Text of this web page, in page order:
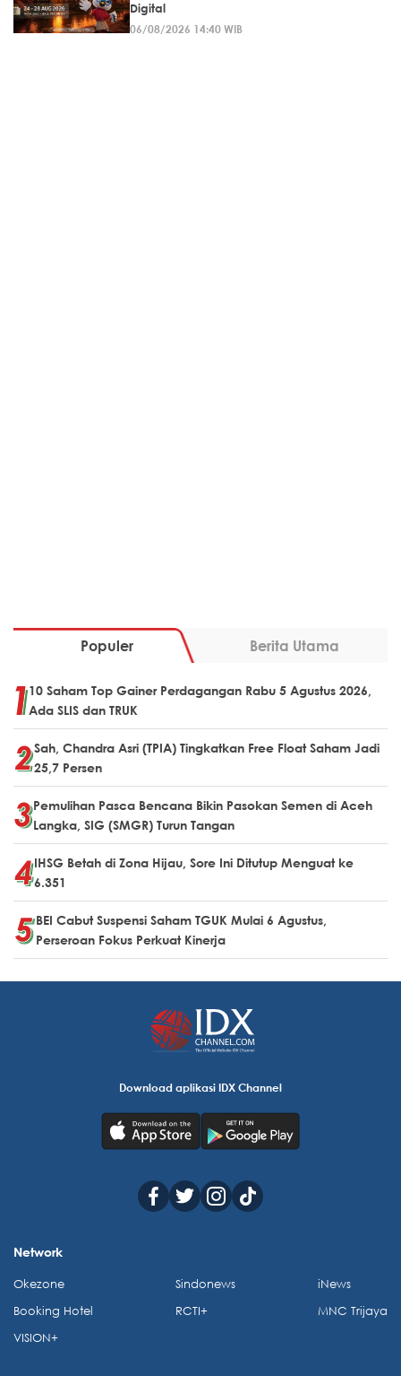
Digital
06/08/2026 14:40 WIB
Populer Berita Utama
10 Saham Top Gainer Perdagangan Rabu 5 Agustus 2026,
Ada SLIS dan TRUK
Sah, Chandra Asri (TPIA) Tingkatkan Free Float Saham Jadi
25,7 Persen
Pemulihan Pasca Bencana Bikin Pasokan Semen di Aceh
Langka, SIG (SMGR) Turun Tangan
IHSG Betah di Zona Hijau, Sore Ini Ditutup Menguat ke
6.351
BEI Cabut Suspensi Saham TGUK Mulai 6 Agustus,
Perseroan Fokus Perkuat Kinerja
Download aplikasi IDX Channel
Network
Okezone
Booking Hotel
VISION+
Sindonews
RCTI+
iNews
MNC Trijaya